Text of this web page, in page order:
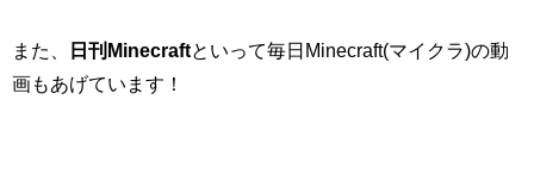
また、 日刊Minecraftといって毎日Minecraft(マイクラ)の動
画もあげています！